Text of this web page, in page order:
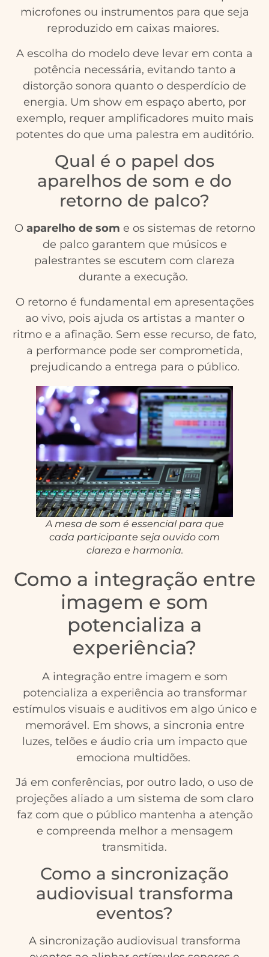
microfones ou instrumentos para que seja
reproduzido em caixas maiores.
A escolha do modelo deve levar em conta a
potência necessária, evitando tanto a
distorção sonora quanto o desperdício de
energia. Um show em espaço aberto, por
exemplo, requer amplificadores muito mais
potentes do que uma palestra em auditório.
Qual é o papel dos
aparelhos de som e do
retorno de palco?
Oaparelho de som e os sistemas de retorno
de palco garantem que músicos e
palestrantes se escutem com clareza
durante a execução.
O retorno é fundamental em apresentações
ao vivo, pois ajuda os artistas a manter o
ritmo e a afinação. Sem esse recurso, de fato,
a performance pode ser comprometida,
prejudicando a entrega para o público.
A mesa de som é essencial para que
cada participante seja ouvido com
clareza e harmonia.
Como a integração entre
imagem e som
potencializa a
experiência?
A integração entre imagem e som
potencializa a experiência ao transformar
estímulos visuais e auditivos em algo único e
memorável. Em shows, a sincronia entre
luzes, telões e áudio cria um impacto que
emociona multidões.
Já em conferências, por outro lado, o uso de
projeções aliado a um sistema de som claro
faz com que o público mantenha a atenção
e compreenda melhor a mensagem
transmitida.
Como a sincronização
audiovisual transforma
eventos?
A sincronização audiovisual transforma